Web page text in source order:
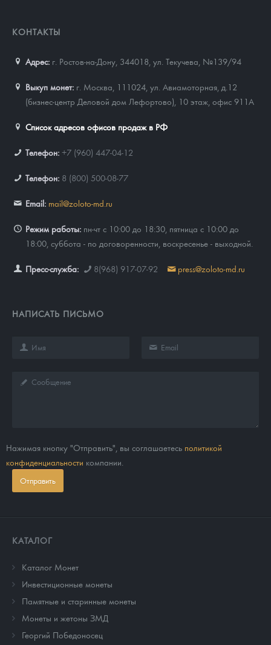
КОНТАКТЫ
Адрес: г. Ростов-на-Дону, 344018 ул. Текучева, №139/94
Выкуп монет: г. Москва, 111024, ул. Авиамоторная, д.12
(бизнес-центр Деловой дом Лефортово), 10 этаж, офис 911А
Список адресов офисов продаж в РФ
Телефон: +7 (960) 447-04-12
Телефон: 8 (800) 500-08-77
Email: mail@zoloto-md.ru
Режим работы: пн-чт с 10:00 до 18:30, пятница с 10:00 до
18:00, суббота - по договоренности, воскресенье - выходной.
Пресс-служба: 8(968) 917-07-92 press@zoloto-md.ru
НАПИСАТЬ ПИСЬМО
Нажимая кнопку "Отправить", вы соглашаетесь политикой
конфиденциальности компании.
Отправить
КАТАЛОГ
Каталог Монет
Инвестиционные монеты
Памятные и старинные монеты
Монеты и жетоны ЗМД
Георгий Победоносец